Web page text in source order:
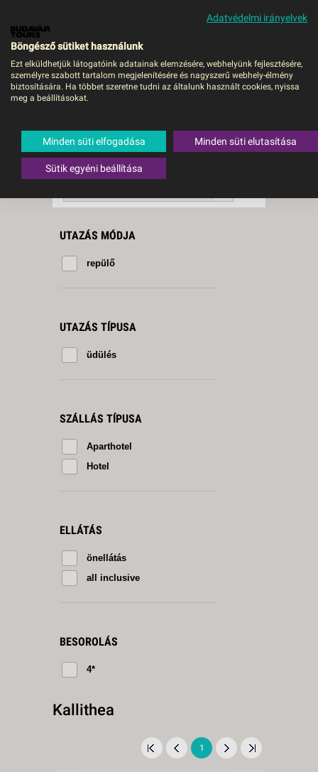
MENÜ
Kallithea
megfelelő utazásttaláltunk.
A keresővel tovább szűkítheti a
találati listát!
RENDEZÉS:
UTAZÁS MÓDJA
repülő
UTAZÁS TÍPUSA
üdülés
SZÁLLÁS TÍPUSA
Aparthotel
Hotel
ELLÁTÁS
önellátás
all inclusive
BESOROLÁS
4*
Kallithea
1
Adatvédelmi irányelvek
Böngésző sütiket használunk
Ezt elküldhetjük látogatóink adatainak elemzésére, webhelyünk fejlesztésére,
személyre szabott tartalom megjelenítésére és nagyszerű webhely-élmény
biztosítására. Ha többet szeretne tudni az általunk használt cookies, nyissa
meg a beállításokat.
Minden süti elfogadása Minden süti elutasítása
Sütik egyéni beállítása